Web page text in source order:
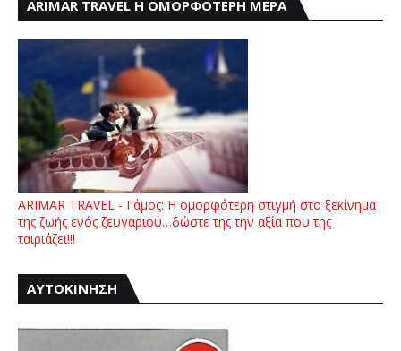
ARIMAR TRAVEL Η ΟΜΟΡΦΟΤΕΡΗ ΜΕΡΑ
ARIMAR TRAVEL - Γάμος: Η ομορφότερη στιγμή στο ξεκίνημα
της ζωής ενός ζευγαριού…δώστε της την αξία που της
ταιριάζει!!!
ΑΥΤΟΚΙΝΗΣΗ